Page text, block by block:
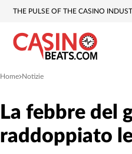
THE PULSE OF THE CASINO
Home
» Notizie
La febbre del
raddoppiato